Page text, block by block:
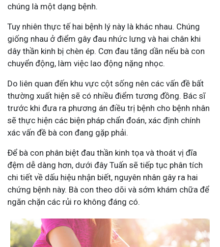
chúng là một dạng bệnh.
Tuy nhiên thực tế hai bệnh lý này là khác nhau. Chúng
giống nhau ở điểm gây đau nhức lưng và hai chân khi
dây thần kinh bị chèn ép. Cơn đau tăng dần nếu bà con
chuyển động, làm việc lao động nặng nhọc.
Do liên quan đến khu vực cột sống nên các vấn đề bất
thường xuất hiện sẽ có nhiều điểm tương đồng. Bác sĩ
trước khi đưa ra phương án điều trị bệnh cho bệnh nhân
sẽ thực hiện các biện pháp chẩn đoán, xác định chính
xác vấn đề bà con đang gặp phải.
Để bà con phân biệt đau thần kinh tọa và thoát vị đĩa
đệm dễ dàng hơn, dưới đây Tuấn sẽ tiếp tục phân tích
chi tiết về dấu hiệu nhận biết, nguyên nhân gây ra hai
chứng bệnh này. Bà con theo dõi và sớm khám chữa để
ngăn chặn các rủi ro không đáng có.